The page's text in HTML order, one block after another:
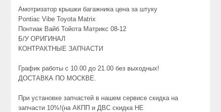
Амотризатор крышки багажника цена за штуку
Pontiac Vibe Toyota Matrix
Понтиак Вайб Тойота Матрикс 08-12
Б/У ОРИГИНАЛ
КОНТРАКТНЫЕ ЗАПЧАСТИ
График работы с 10.00 до 21.00 без выходных!
ДОСТАВКА ПО МОСКВЕ.
При установке запчастей в нашем сервисе скидка на
запчасти 10%!(на АКПП и ДВС скидка НЕ